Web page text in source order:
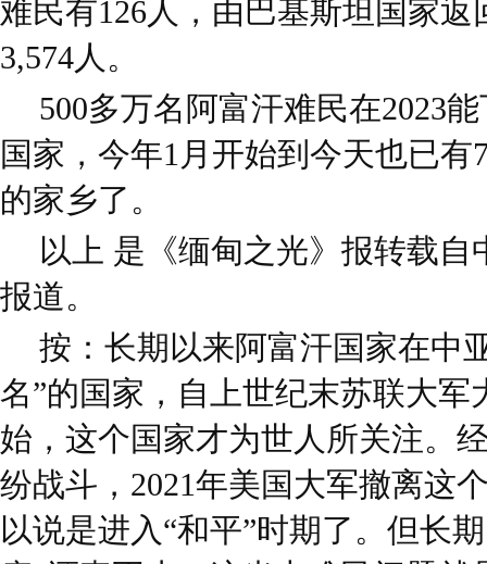
难民有126人，由巴基斯坦国家返
3,574人。
500多万名阿富汗难民在2023
国家，今年1月开始到今天也已
的家乡了。
以上 是《缅甸之光》报转载
报道。
按：长期以来阿富汗国家在中
名”的国家，自上世纪末苏联大军
始，这个国家才为世人所关注。
纷战斗，2021年美国大军撤离这
以说是进入“和平”时期了。但长